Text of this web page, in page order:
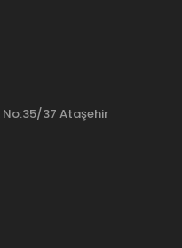
37 Ataşehir